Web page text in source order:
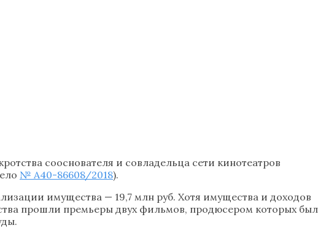
сооснователя и совладельца сети кинотеатров
№ А40-86608/2018).
имущества — 19,7 млн руб. Хотя имущества и доходов
прошли премьеры двух фильмов, продюсером которых был